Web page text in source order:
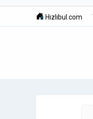
Hızlıbul.com